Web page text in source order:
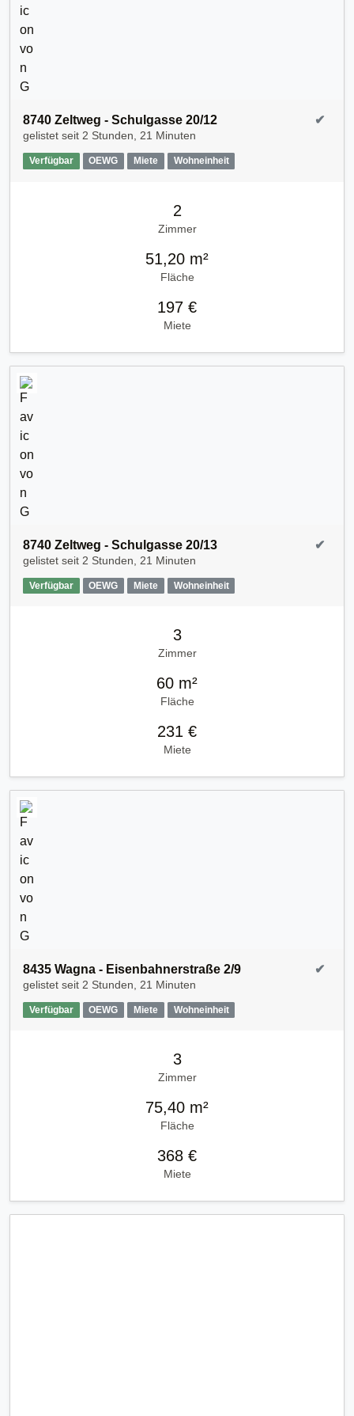
8740 Zeltweg - Schulgasse 20/12
gelistet seit 2 Stunden, 21 Minuten
Verfügbar OEWG Miete Wohneinheit
✔
2
Zimmer
51,20 m²
Fläche
197 €
Miete
8740 Zeltweg - Schulgasse 20/13
gelistet seit 2 Stunden, 21 Minuten
Verfügbar OEWG Miete Wohneinheit
✔
3
Zimmer
60 m²
Fläche
231 €
Miete
8435 Wagna - Eisenbahnerstraße 2/9
gelistet seit 2 Stunden, 21 Minuten
Verfügbar OEWG Miete Wohneinheit
✔
3
Zimmer
75,40 m²
Fläche
368 €
Miete